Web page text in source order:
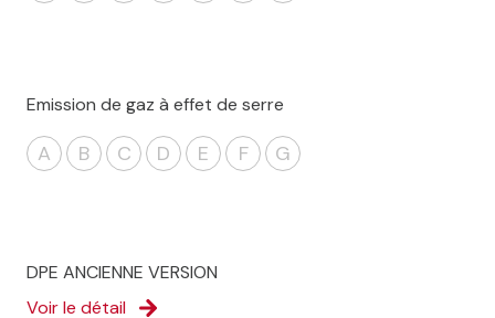
Emission de gaz à effet de serre
A B C D E F G
DPE ANCIENNE VERSION
Voir le détail